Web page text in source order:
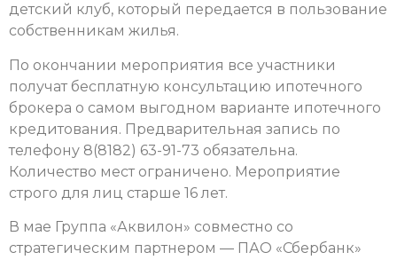
детский клуб, который передается в пользование
собственникам жилья.
По окончании мероприятия все участники
получат бесплатную консультацию ипотечного
брокера о самом выгодном варианте ипотечного
кредитования. Предварительная запись по
телефону 8(8182) 63-91-73 обязательна.
Количество мест ограничено. Мероприятие
строго для лиц старше 16 лет.
В мае Группа «Аквилон» совместно со
стратегическим партнером — ПАО «Сбербанк»